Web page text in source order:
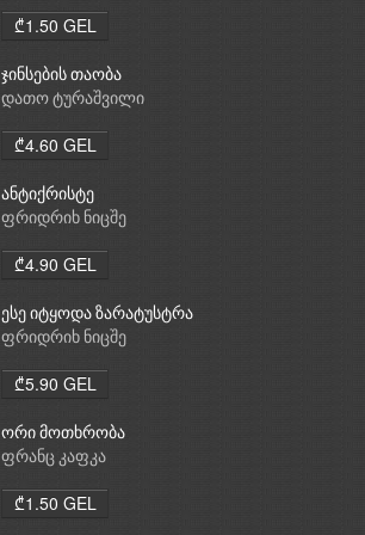
₾1.50 GEL
ჯინსების თაობა
დათო ტურაშვილი
₾4.60 GEL
ანტიქრისტე
ფრიდრიხ ნიცშე
₾4.90 GEL
ესე იტყოდა ზარატუსტრა
ფრიდრიხ ნიცშე
₾5.90 GEL
ორი მოთხრობა
ფრანც კაფკა
₾1.50 GEL